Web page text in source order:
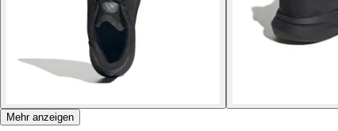
Mehr anzeigen